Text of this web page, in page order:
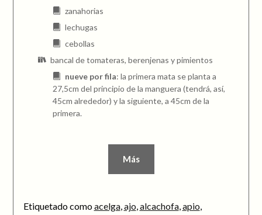
zanahorias
lechugas
cebollas
bancal de tomateras, berenjenas y pimientos
nueve por fila: la primera mata se planta a
27,5cm del principio de la manguera (tendrá, así,
45cm alrededor) y la siguiente, a 45cm de la
primera.
Más
Etiquetado comoacelga,ajo,alcachofa,apio,